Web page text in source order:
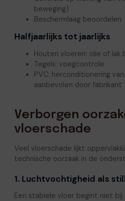
beweging)
Beschermlaag beoordelen
Halfjaarlijks tot jaarlijks
Houten vloeren: olie of lak
Tegels: voegcontrole
PVC: herconditionering
aanbevolen door fabrikant
Verborgen
vloerschade
Veel vloerschade lijkt
technische oorzaak in de
1. Luchtvochtigheid als
Een stabiele vloer begint niet bij